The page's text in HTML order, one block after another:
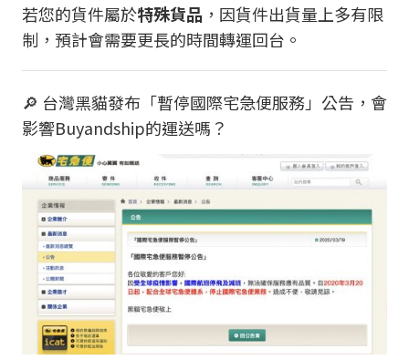
若您的貨件屬於特殊貨品 ，因貨件出貨量上多有限
制，預計會需要更長的時間轉運回台。
🔎 台灣黑貓發布「暫停國際宅急便服務」公告，會
影響Buyandship的運送嗎？